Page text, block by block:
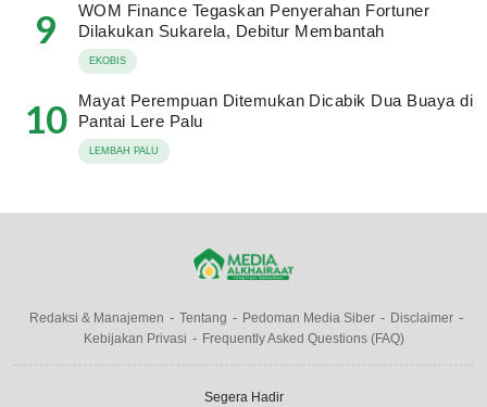
9
WOM Finance Tegaskan Penyerahan Fortuner
Dilakukan Sukarela, Debitur Membantah
EKOBIS
10
Mayat Perempuan Ditemukan Dicabik Dua Buaya di
Pantai Lere Palu
LEMBAH PALU
Redaksi & Manajemen Tentang Pedoman Media Siber
Disclaimer
Kebijakan Privasi
Frequently Asked Questions (FAQ)
Segera Hadir